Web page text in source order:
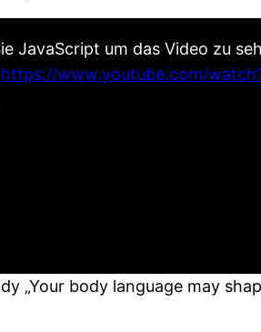
JavaScript um das Video zu
https://www.youtube.com/
„Your body language may